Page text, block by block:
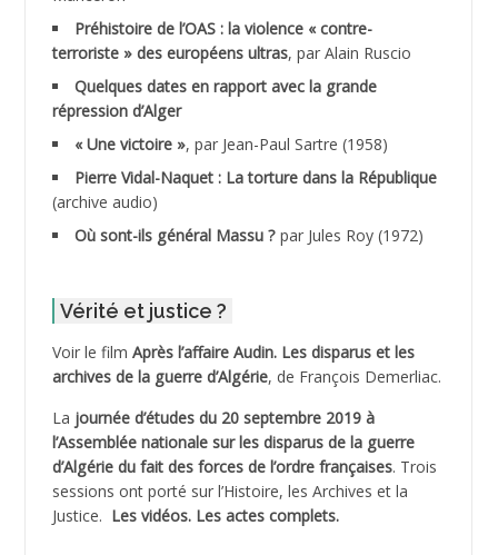
ADDAD
ADDALA Boualem*
ADDANE
ADDECHE Rachid
ADELIOUAT Vve AIT SAADA
ADJANI Khaled
ADJAOUT
ADNI Mohamed Akli
ADOUL Arab *
Préhistoire de l’OAS : la violence « contre-
terroriste » des européens ultras, par Alain Ruscio
Quelques dates en rapport avec la grande
répression d’Alger
« Une victoire », par Jean-Paul Sartre (1958)
Pierre Vidal-Naquet : La torture dans la République
(archive audio)
Où sont-ils général Massu ? par Jules Roy (1972)
Vérité et justice ?
Voir le film Après l’affaire Audin. Les disparus et les
archives de la guerre d’Algérie, de François Demerliac.
La journée d’études du 20 septembre 2019 à
l’Assemblée nationale sur les disparus de la guerre
d’Algérie du fait des forces de l’ordre françaises. Trois
sessions ont porté sur l’Histoire, les Archives et la
Justice. Les vidéos. Les actes complets.